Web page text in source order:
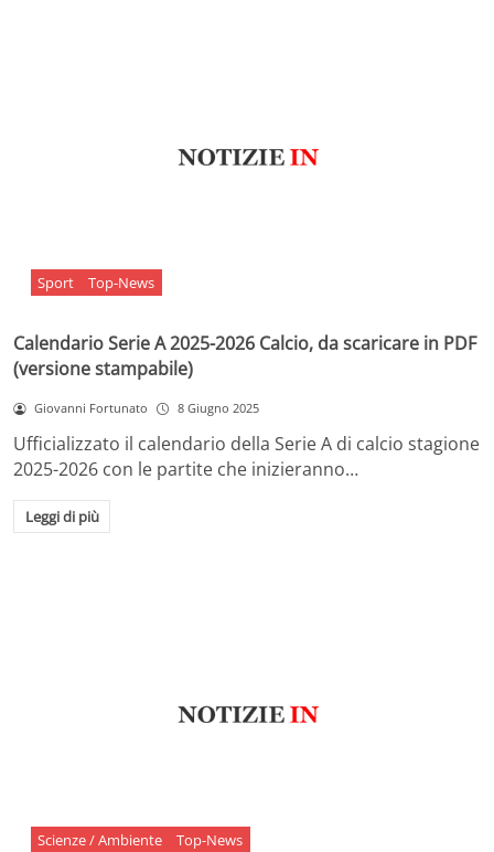
Sport Top-News
Calendario Serie A 2025-2026 Calcio, da scaricare in PDF
(versione stampabile)
Giovanni Fortunato 8 Giugno 2025
Ufficializzato il calendario della Serie A di calcio stagione
2025-2026 con le partite che inizieranno…
Leggi di più
Scienze / Ambiente Top-News